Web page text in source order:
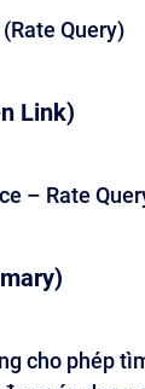
Query)
Link)
– Rate
cho phép